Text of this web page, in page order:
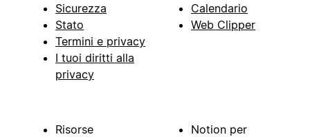
Sicurezza
Stato
Termini e privacy
I tuoi diritti alla
privacy
Calendario
Web Clipper
Risorse Notion per